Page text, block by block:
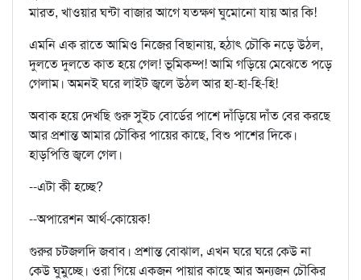
মারত, খাওয়ার ঘন্টা বাজার আগে যতক্ষণ ঘুমোনো যায় আর কি!
এমনি এক রাতে আমিও নিজের বিছানায়, হঠাৎ চৌকি নড়ে উঠল,
দুলতে দুলতে কাত হয়ে গেল! ভূমিকম্প! আমি গড়িয়ে মেঝেতে পড়ে
গেলাম। অমনই ঘরে লাইট জ্বলে উঠল আর হা-হা-হি-হি!
অবাক হয়ে দেখছি গুরু সুইচ বোর্ডের পাশে দাঁড়িয়ে দাঁত বের করছে
আর প্রশান্ত আমার চৌকির পায়ের কাছে, বিশু পাশের দিকে।
হাড়পিত্তি জ্বলে গেল।
--এটা কী হচ্ছে?
--অপারেশন আর্থ-কোয়েক!
গুরুর চটজলদি জবাব। প্রশান্ত বোঝাল, এখন ঘরে ঘরে কেউ না
কেউ ঘুমুচ্ছে। ওরা গিয়ে একজন পায়ার কাছে আর অন্যজন চৌকির